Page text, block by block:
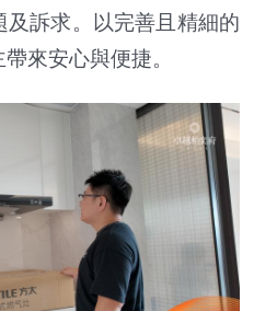
訴求。以完善且精細的
來安心與便捷。